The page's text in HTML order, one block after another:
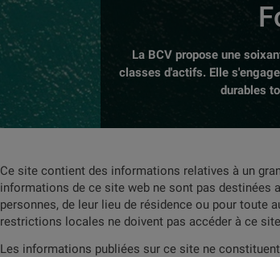
La BCV propose une
classes d'actifs. Elle
durables
Ce site contient des informations relatives à un
informations de ce site web ne sont pas destinées
personnes, de leur lieu de résidence ou pour toute
restrictions locales ne doivent pas accéder à ce
Les informations publiées sur ce site ne